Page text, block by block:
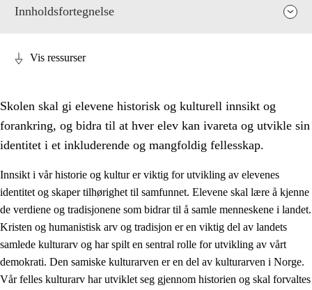
Innholdsfortegnelse
1. Opplæringens verdigrunnlag
1.1 Menneskeverdet
1.2 Identitet og kulturelt mangfold
1.3 Kritisk tenkning og etisk bevissthet
Vis ressurser
Skolen skal gi elevene historisk og kulturell innsikt og
forankring, og bidra til at hver elev kan ivareta og utvikle sin
identitet i et inkluderende og mangfoldig fellesskap.
Innsikt i vår historie og kultur er viktig for utvikling av elevenes
identitet og skaper tilhørighet til samfunnet. Elevene skal lære å kjenne
de verdiene og tradisjonene som bidrar til å samle menneskene i landet.
Kristen og humanistisk arv og tradisjon er en viktig del av landets
samlede kulturarv og har spilt en sentral rolle for utvikling av vårt
demokrati. Den samiske kulturarven er en del av kulturarven i Norge.
Vår felles kulturarv har utviklet seg gjennom historien og skal forvaltes